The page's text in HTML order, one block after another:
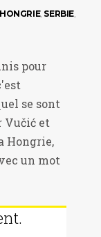
HONGRIE, SERBIE
pour
se sont
Vučić et
Hongrie,
un mot